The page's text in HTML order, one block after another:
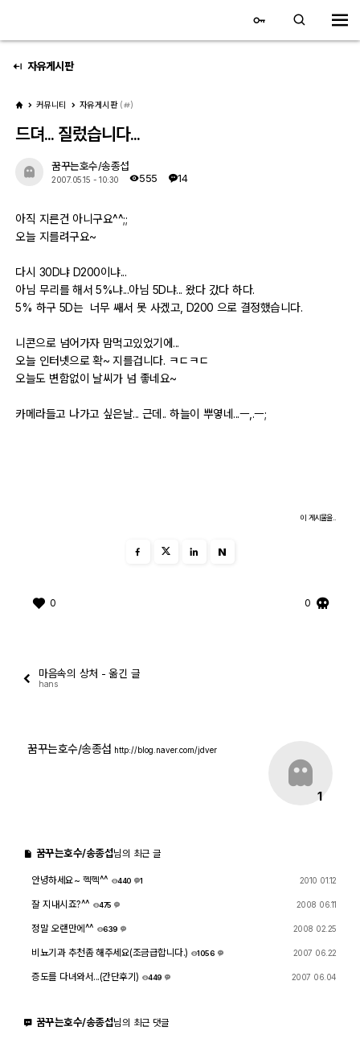
홈
갤러리
자유 갤러리
회원 갤러리
전시회 갤러리
飛龍/김상환님 아침 갤러리
커뮤니티
출사 소식
출사 여행기
공지사항
사이트/홈페이지 소개
자유게시판
커뮤니티 자유게시판 ( )
드뎌... 질렀습니다...
꿈꾸는호수/송종섭
2007.05.15 - 10:30 555 14
아직 지른건 아니구요^^;;
오늘 지를려구요~
다시 30D냐 D200이냐...
아님 무리를 해서 5%냐...아님 5D냐... 왔다 갔다 하다.
5% 하구 5D는 너무 쌔서 못 사겠고, D200 으로 결정했습니다.
니콘으로 넘어가자 맘먹고있었기에...
오늘 인터넷으로 확~ 지를겁니다. ㅋㄷㅋㄷ
오늘도 변함없이 날씨가 넘 좋네요~
카메라들고 나가고 싶은날... 근데.. 하늘이 뿌옇네...ㅡ,.ㅡ;
이 게시물을..
N
0 0
마음속의 상처 - 옮긴 글
hans
1
꿈꾸는호수/송종섭 http://blog.naver.com/jdver
꿈꾸는호수/송종섭님의 최근 글
안녕하세요~ 헥헥^^ 440
1
2010 01.12
잘 지내시죠?^^
475
2008 06.11
정말 오랜만에^^
639
2008 02.25
비뇨기과 추천좀 해주세요(조금급합니다.)
1056
2007 06.22
증도를 다녀와서...(간단후기)
449
2007 06.04
꿈꾸는호수/송종섭님의 최근 댓글